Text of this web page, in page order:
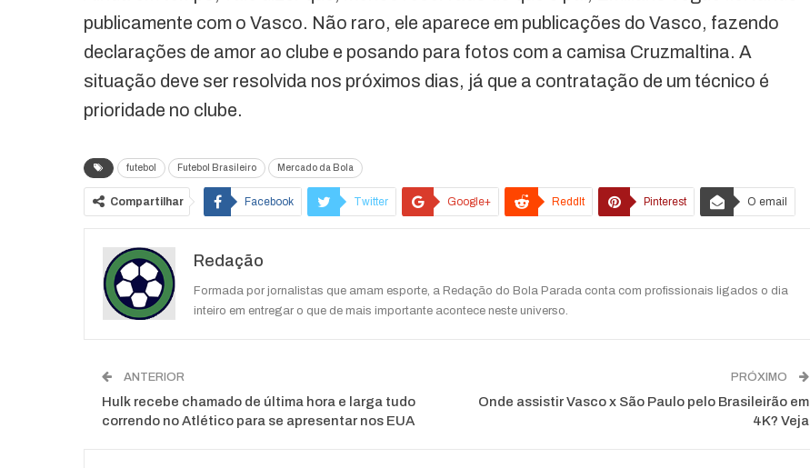
publicamente com o Vasco. Não raro, ele aparece em publicações do Vasco, fazendo
declarações de amor ao clube e posando para fotos com a camisa Cruzmaltina. A
situação deve ser resolvida nos próximos dias, já que a contratação de um técnico é
prioridade no clube.
futebol Futebol Brasileiro Mercado da Bola
Compartilhar Facebook Twitter Google+ ReddIt Pinterest O email
Redação
Formada por jornalistas que amam esporte, a Redação do Bola Parada conta com profissionais ligados o dia
inteiro em entregar o que de mais importante acontece neste universo.
ANTERIOR
Hulk recebe chamado de última hora e larga tudo
correndo no Atlético para se apresentar nos EUA
PRÓXIMO
Onde assistir Vasco x São Paulo pelo Brasileirão em
4K? Veja